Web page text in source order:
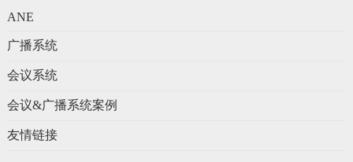
ANE
广播系统
会议系统
会议&广播系统案例
友情链接